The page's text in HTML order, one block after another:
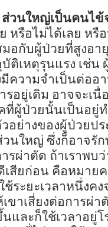
วนใหญ่เป็นคนไข้
หรือไม่ได้เลย หรื
มอกับผู้ป่วยที่สูงอ
ติเหตุรุนแรง เช่
ความจำเป็นต่ออ
อยู่เดิม อาจจะเนื่
ที่ผู้ป่วยนั้นเป็นอยู่
อย่างของผู้ป่วยป
นใหญ่ ซึ่งก็อาจรั
ผ่าตัด ถ้าเราพบ
สียก่อน คือหมาย
ระยะเวลาหนึ่งค
ขาเสี่ยงต่อการผ่
และก็ใช้เวลาอยู่